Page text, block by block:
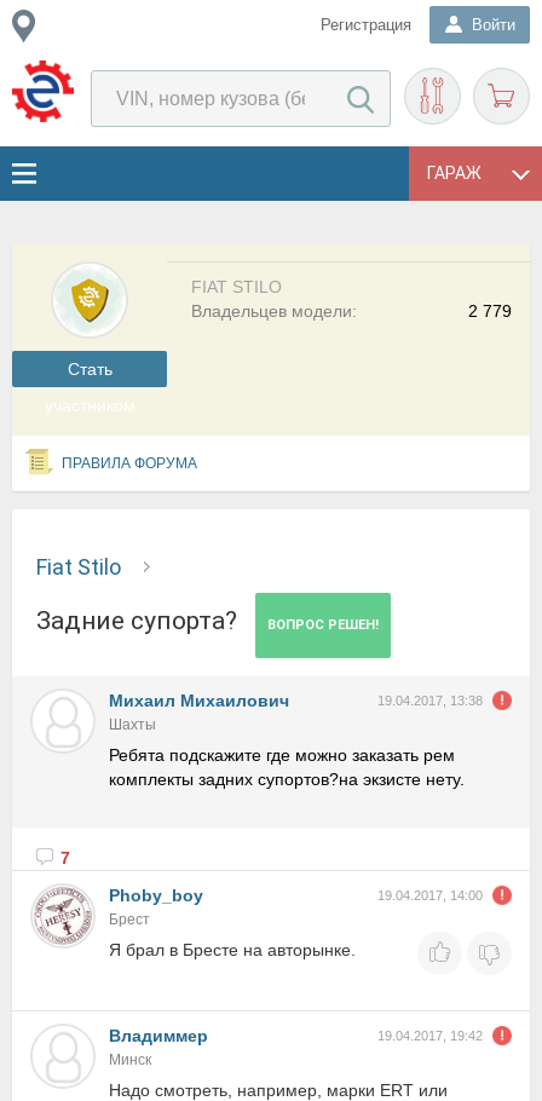
Регистрация Войти
ГАРАЖ
Cтать
участником
FIAT STILO
2 779
Владельцев модели:
ПРАВИЛА ФОРУМА
Fiat Stilo
Задние супорта? ВОПРОС РЕШЕН!
Михаил Михаилович 19.04.2017, 13:38
Шахты
Ребята подскажите где можно заказать рем
комплекты задних супортов?на экзисте нету.
7
Phoby_boy
19.04.2017, 14:00
Брест
Я брал в Бресте на авторынке.
Владиммер 19.04.2017, 19:42
Минск
Надо смотреть, например, марки ERT или